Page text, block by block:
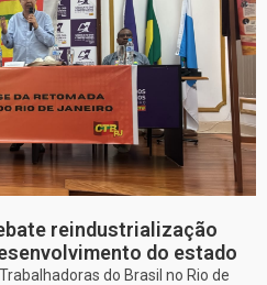
reindustrialização
do estado
do Brasil no Rio de